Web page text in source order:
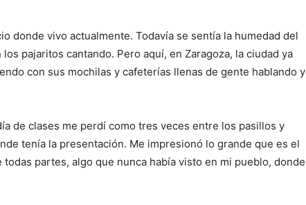
donde vivo actualmente. Todavía se sentía la humedad del
pajaritos cantando. Pero aquí, en Zaragoza, la ciudad ya
con sus mochilas y cafeterías llenas de gente hablando y
de clases me perdí como tres veces entre los pasillos y
tenía la presentación. Me impresionó lo grande que es el
partes, algo que nunca había visto en mi pueblo, donde